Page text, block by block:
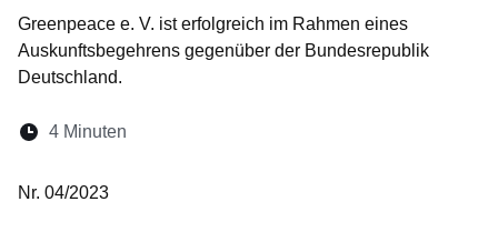
Greenpeace e. V. ist erfolgreich im Rahmen eines
Auskunftsbegehrens gegenüber der Bundesrepublik
Deutschland.
Lesedauer:
4 Minuten
Nr. 04/2023